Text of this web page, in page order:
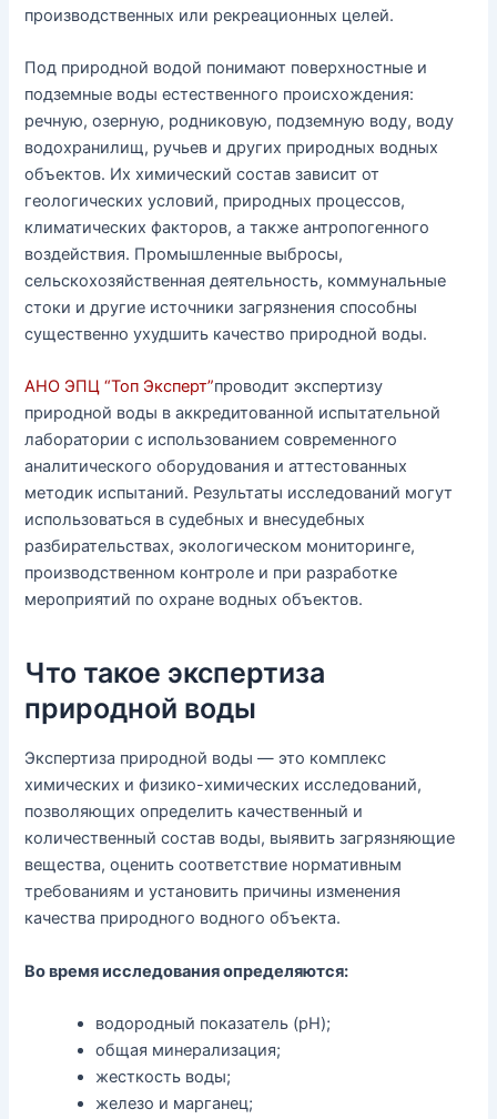
производственных или рекреационных целей.
Под природной водой понимают поверхностные и
подземные воды естественного происхождения:
речную, озерную, родниковую, подземную воду, воду
водохранилищ, ручьев и других природных водных
объектов. Их химический состав зависит от
геологических условий, природных процессов,
климатических факторов, а также антропогенного
воздействия. Промышленные выбросы,
сельскохозяйственная деятельность, коммунальные
стоки и другие источники загрязнения способны
существенно ухудшить качество природной воды.
АНО ЭПЦ “Топ Эксперт”проводит экспертизу
природной воды в аккредитованной испытательной
лаборатории с использованием современного
аналитического оборудования и аттестованных
методик испытаний. Результаты исследований могут
использоваться в судебных и внесудебных
разбирательствах, экологическом мониторинге,
производственном контроле и при разработке
мероприятий по охране водных объектов.
Что такое экспертиза
природной воды
Экспертиза природной воды — это комплекс
химических и физико-химических исследований,
позволяющих определить качественный и
количественный состав воды, выявить загрязняющие
вещества, оценить соответствие нормативным
требованиям и установить причины изменения
качества природного водного объекта.
Во время исследования определяются:
водородный показатель (pH);
общая минерализация;
жесткость воды;
железо и марганец;